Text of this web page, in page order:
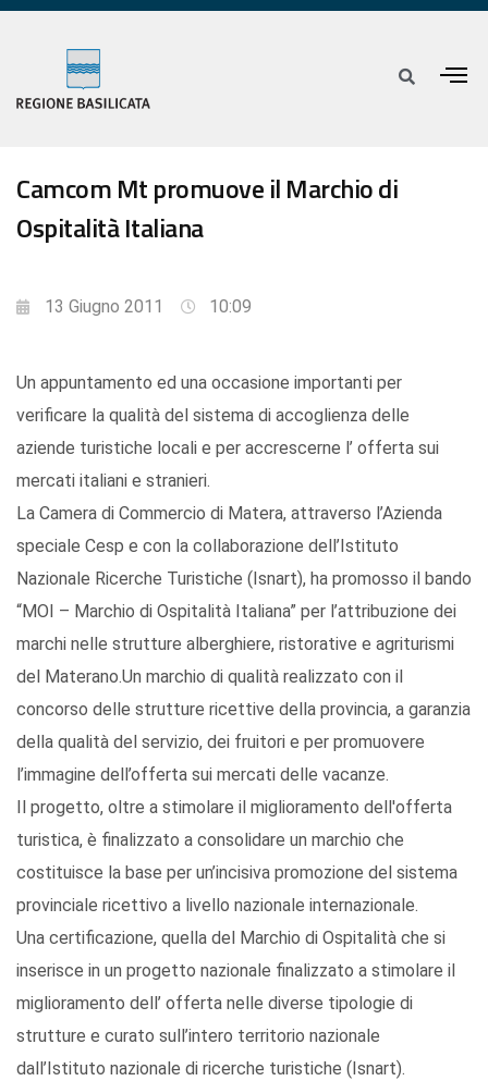
Camcom Mt promuove il Marchio di
Ospitalità Italiana
13 Giugno 2011 10:09
Un appuntamento ed una occasione importanti per
verificare la qualità del sistema di accoglienza delle
aziende turistiche locali e per accrescerne l’ offerta sui
mercati italiani e stranieri.
La Camera di Commercio di Matera, attraverso l’Azienda
speciale Cesp e con la collaborazione dell’Istituto
Nazionale Ricerche Turistiche (Isnart), ha promosso il bando
“MOI – Marchio di Ospitalità Italiana” per l’attribuzione dei
marchi nelle strutture alberghiere, ristorative e agriturismi
del Materano.Un marchio di qualità realizzato con il
concorso delle strutture ricettive della provincia, a garanzia
della qualità del servizio, dei fruitori e per promuovere
l’immagine dell’offerta sui mercati delle vacanze.
Il progetto, oltre a stimolare il miglioramento dell'offerta
turistica, è finalizzato a consolidare un marchio che
costituisce la base per un’incisiva promozione del sistema
provinciale ricettivo a livello nazionale internazionale.
Una certificazione, quella del Marchio di Ospitalità che si
inserisce in un progetto nazionale finalizzato a stimolare il
miglioramento dell’ offerta nelle diverse tipologie di
strutture e curato sull’intero territorio nazionale
dall’Istituto nazionale di ricerche turistiche (Isnart).